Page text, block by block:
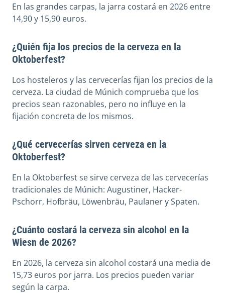
En las grandes carpas, la jarra costará en 2026 entre
14,90 y 15,90 euros.
¿Quién fija los precios de la cerveza en la
Oktoberfest?
Los hosteleros y las cervecerías fijan los precios de la
cerveza. La ciudad de Múnich comprueba que los
precios sean razonables, pero no influye en la
fijación concreta de los mismos.
¿Qué cervecerías sirven cerveza en la
Oktoberfest?
En la Oktoberfest se sirve cerveza de las cervecerías
tradicionales de Múnich: Augustiner, Hacker-
Pschorr, Hofbräu, Löwenbräu, Paulaner y Spaten.
¿Cuánto costará la cerveza sin alcohol en la
Wiesn de 2026?
En 2026, la cerveza sin alcohol costará una media de
15,73 euros por jarra. Los precios pueden variar
según la carpa.